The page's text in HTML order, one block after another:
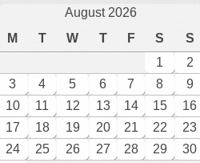
August 2026
M
T W T F S
S
1
2
3
4 5 6 7 8
9
10
11 12 13 14 15
16
17
18 19 20 21 22
23
24
25 26 27 28 29
30